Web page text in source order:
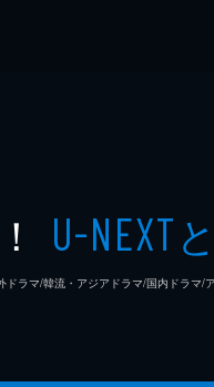
！ U-NEXT
ラマ/韓流・アジアドラマ/国内ドラマ/